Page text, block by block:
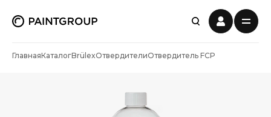
ГлавнаяКаталогBrülexОтвердителиОтвердитель FCP